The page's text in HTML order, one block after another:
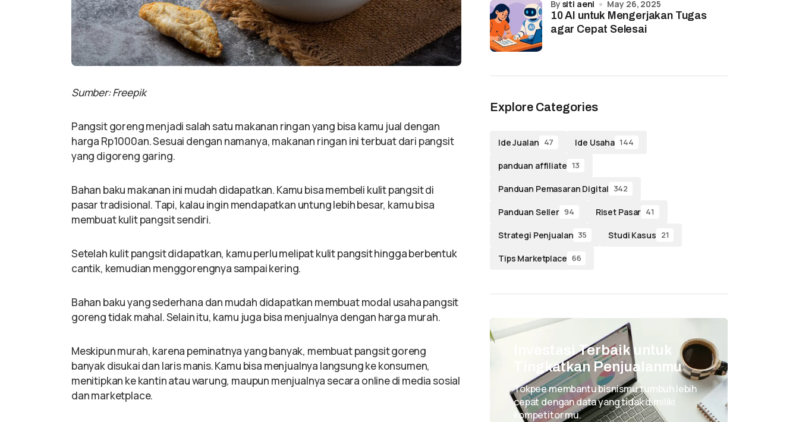
Sumber: Freepik
Pangsit goreng menjadi salah satu makanan ringan yang bisa kamu jual dengan
harga Rp1000an. Sesuai dengan namanya, makanan ringan ini terbuat dari pangsit
yang digoreng garing.
Bahan baku makanan ini mudah didapatkan. Kamu bisa membeli kulit pangsit di
pasar tradisional. Tapi, kalau ingin mendapatkan untung lebih besar, kamu bisa
membuat kulit pangsit sendiri.
Setelah kulit pangsit didapatkan, kamu perlu melipat kulit pangsit hingga berbentuk
cantik, kemudian menggorengnya sampai kering.
Bahan baku yang sederhana dan mudah didapatkan membuat modal usaha pangsit
goreng tidak mahal. Selain itu, kamu juga bisa menjualnya dengan harga murah.
Meskipun murah, karena peminatnya yang banyak, membuat pangsit goreng
banyak disukai dan laris manis. Kamu bisa menjualnya langsung ke konsumen,
menitipkan ke kantin atau warung, maupun menjualnya secara online di media sosial
dan marketplace.
10 AI untuk Mengerjakan Tugas
agar Cepat Selesai
by siti aeni May 26, 2025
Explore Categories
Ide Jualan 47 Ide Usaha 144
panduan affiliate 13
Panduan Pemasaran Digital 342
Panduan Seller 94 Riset Pasar 41
Strategi Penjualan 35 Studi Kasus 21
Tips Marketplace 66
Investasi Terbaik untuk
Tingkatkan Penjualanmu
Tokpee membantu bisnismu tumbuh lebih
cepat dengan data yang tidak dimiliki
kompetitor mu.